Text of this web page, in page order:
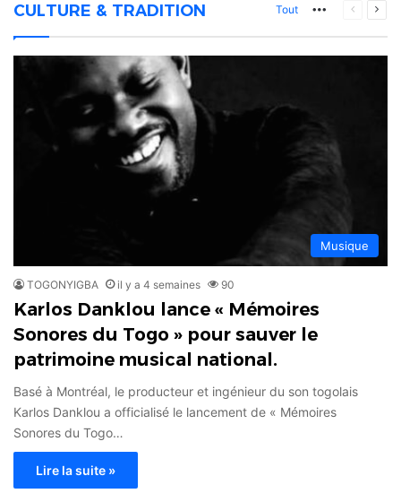
CULTURE & TRADITION Tout MorePage
Musique
TOGONYIGBA il y a 4 semaines 90
Karlos Danklou lance « Mémoires
Sonores du Togo » pour sauver le
patrimoine musical national.
Basé à Montréal, le producteur et ingénieur du son togolais
Karlos Danklou a officialisé le lancement de « Mémoires
Sonores du Togo…
Lire la suite »